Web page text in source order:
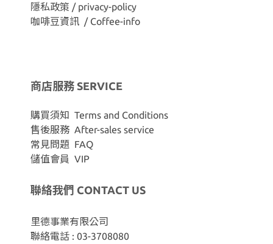
隱私政策 / privacy-policy
咖啡豆資訊 / Coffee-info
商店服務 SERVICE
購買須知 Terms and Conditions
售後服務 After-sales service
常見問題 FAQ
儲值會員 VIP
聯絡我們 CONTACT US
里德事業有限公司
聯絡電話 : 03-3708080